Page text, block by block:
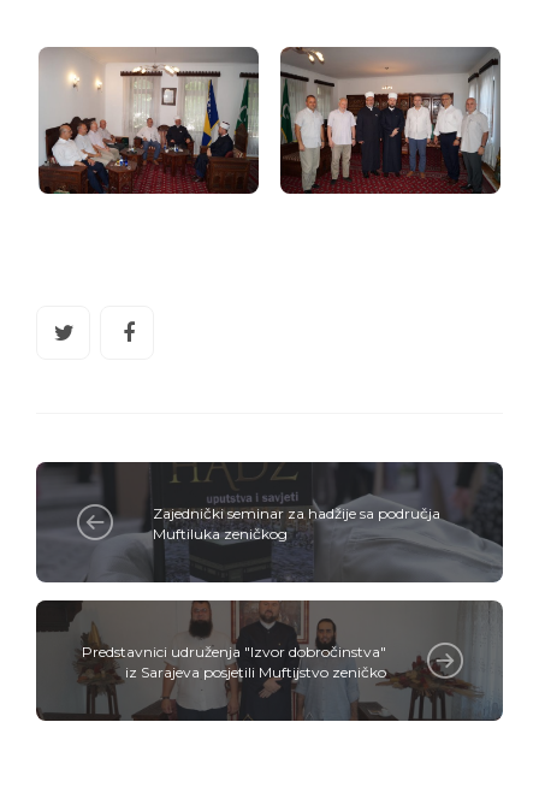
Zajednički seminar za hadžije sa područja
Muftiluka zeničkog
Predstavnici udruženja "Izvor dobročinstva"
iz Sarajeva posjetili Muftijstvo zeničko